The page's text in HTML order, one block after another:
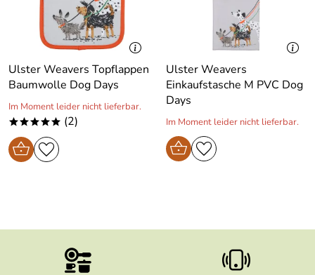
Ulster Weavers Topflappen
Baumwolle Dog Days
Im Moment leider nicht lieferbar.
***** (2)
Ulster Weavers
Einkaufstasche M PVC Dog
Days
Im Moment leider nicht lieferbar.